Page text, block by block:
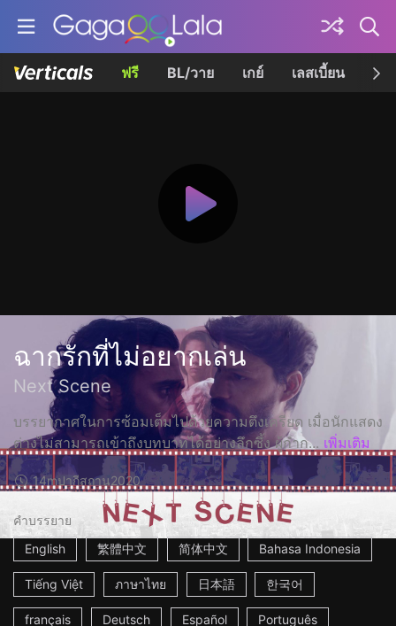
ฟรี BL/วาย เกย์ เลสเบี้ยน เค
ฉากรักที่ไม่อยากเล่น
Next Scene
บรรยากาศในการซ้อมเต็มไปด้วยความตึงเครียด เมื่อนักแสดง
ต่างไม่สามารถเข้าถึงบทบาทได้อย่างลึกซึ้ง ผู้กำก... เพิ่มเติม
14mปากีสถาน2020
คำบรรยาย
English
繁體中文 简体中文 Bahasa Indonesia
Tiếng Việt ภาษาไทย 日本語 한국어
français Deutsch Español Português